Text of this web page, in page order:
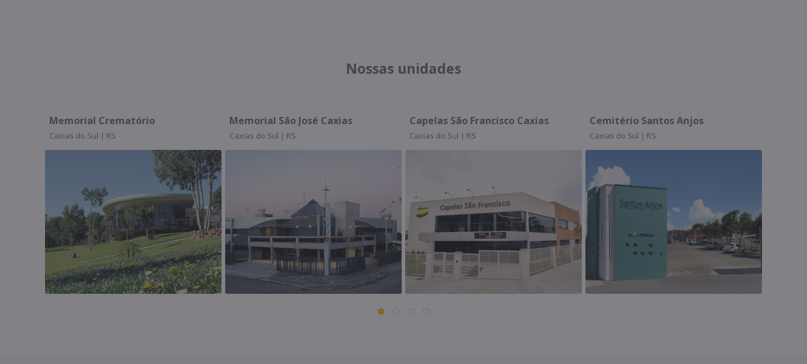
Nossas unidades
Memorial Crematório
Caxias do Sul | RS
Memorial São José Caxias
Caxias do Sul | RS
Capelas São Francisco Caxias
Caxias do Sul | RS
Cemitério Santos Anjos
Caxias do Sul | RS